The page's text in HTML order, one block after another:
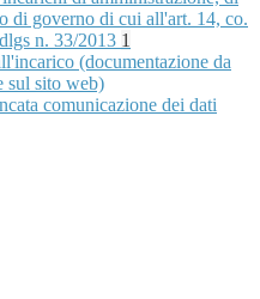
di governo di cui all'art. 14, co.
n. 33/2013 1
(documentazione da
sul sito web)
comunicazione dei dati